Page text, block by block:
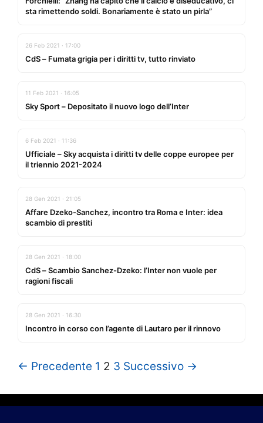
sta rimettendo soldi. Bonariamente è stato un pirla”
26 Feb 2021 · 17:00
CdS – Fumata grigia per i diritti tv, tutto rinviato
11 Feb 2021 · 16:05
Sky Sport – Depositato il nuovo logo dell’Inter
6 Feb 2021 · 11:36
Ufficiale – Sky acquista i diritti tv delle coppe europee per
il triennio 2021-2024
28 Gen 2021 · 21:05
Affare Dzeko-Sanchez, incontro tra Roma e Inter: idea
scambio di prestiti
28 Gen 2021 · 18:00
CdS – Scambio Sanchez-Dzeko: l’Inter non vuole per
ragioni fiscali
28 Gen 2021 · 16:30
Incontro in corso con l’agente di Lautaro per il rinnovo
← Precedente 1 2 3 Successivo →